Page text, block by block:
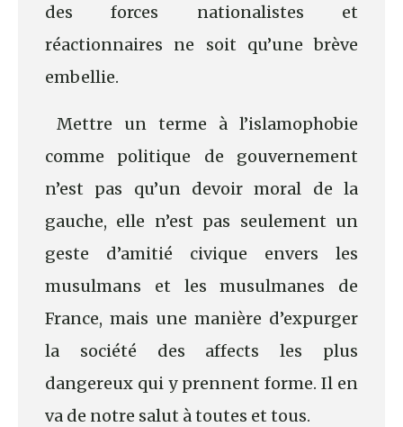
des forces nationalistes et
réactionnaires ne soit qu’une brève
embellie.
Mettre un terme à l’islamophobie
comme politique de gouvernement
n’est pas qu’un devoir moral de la
gauche, elle n’est pas seulement un
geste d’amitié civique envers les
musulmans et les musulmanes de
France, mais une manière d’expurger
la société des affects les plus
dangereux qui y prennent forme. Il en
va de notre salut à toutes et tous.